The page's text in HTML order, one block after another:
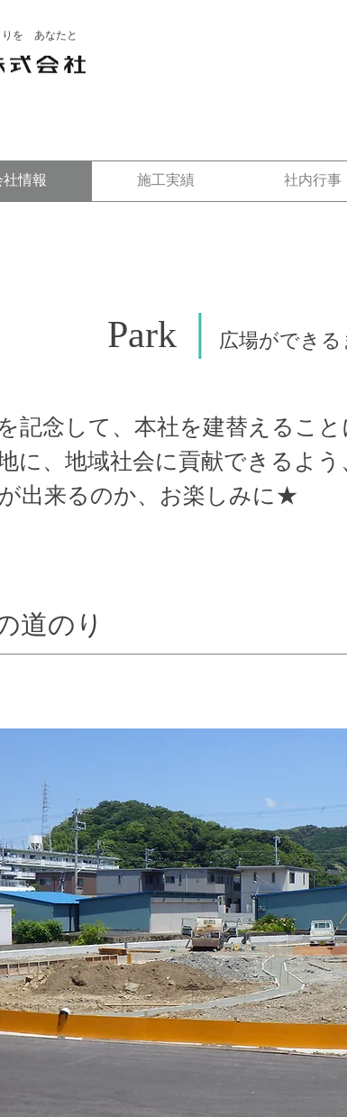
りを あなたと
社情報 施工実績 社内行事
Park 広場ができる
記念して、本社を建替えること
に、地域社会に貢献できるよう
出来るのか、お楽しみに★
道のり